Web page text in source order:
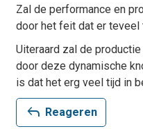
Zal de performance en
door het feit dat er
Uiteraard zal de
door deze dynamische
is dat het erg veel tijd in
reply Reageren